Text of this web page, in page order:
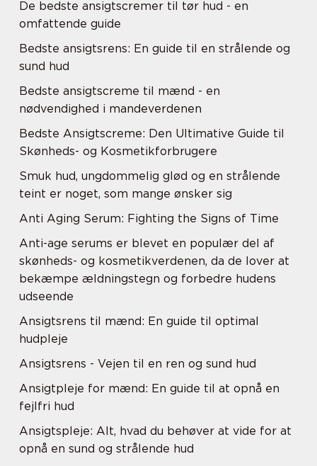
De bedste ansigtscremer til tør hud - en
omfattende guide
Bedste ansigtsrens: En guide til en strålende og
sund hud
Bedste ansigtscreme til mænd - en
nødvendighed i mandeverdenen
Bedste Ansigtscreme: Den Ultimative Guide til
Skønheds- og Kosmetikforbrugere
Smuk hud, ungdommelig glød og en strålende
teint er noget, som mange ønsker sig
Anti Aging Serum: Fighting the Signs of Time
Anti-age serums er blevet en populær del af
skønheds- og kosmetikverdenen, da de lover at
bekæmpe ældningstegn og forbedre hudens
udseende
Ansigtsrens til mænd: En guide til optimal
hudpleje
Ansigtsrens - Vejen til en ren og sund hud
Ansigtpleje for mænd: En guide til at opnå en
fejlfri hud
Ansigtspleje: Alt, hvad du behøver at vide for at
opnå en sund og strålende hud